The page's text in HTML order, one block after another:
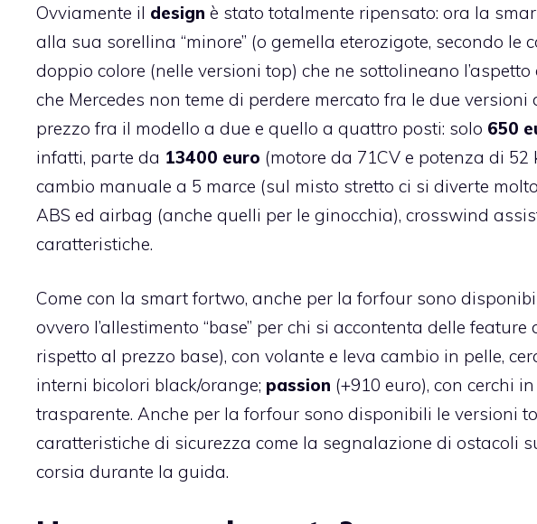
Ovviamente il design è stato totalmente ripensato: ora la
alla sua sorellina “minore” (o gemella eterozigote, secondo
doppio colore (nelle versioni top) che ne sottolineano
che Mercedes non teme di perdere mercato fra le due
prezzo fra il modello a due e quello a quattro posti: solo 650
infatti, parte da 13400 euro (motore da 71CV e potenza di 52
cambio manuale a 5 marce (sul misto stretto ci si diverte
ABS ed airbag (anche quelli per le ginocchia), crosswind
caratteristiche.
Come con la smart fortwo, anche per la forfour sono
ovvero l’allestimento “base” per chi si accontenta delle feature
rispetto al prezzo base), con volante e leva cambio in pelle,
interni bicolori black/orange; passion (+910 euro), con cerchi
trasparente. Anche per la forfour sono disponibili le versioni
caratteristiche di sicurezza come la segnalazione di ostacoli
corsia durante la guida.